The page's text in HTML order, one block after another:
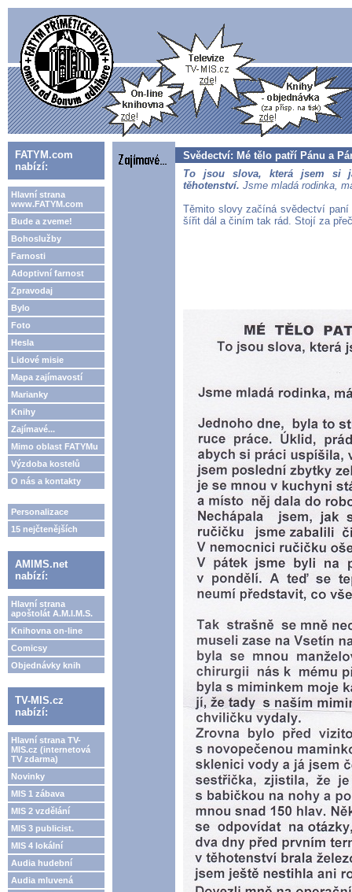
FATYM.com
nabízí:
Hlavní strana
www.FATYM.com
Bude a zveme!
Bohoslužby
Farnosti
Adoptivní farnost
Zpravodaj
Bylo
Foto
Hesla
Lidové misie
Mapa zajímavostí
Marianky
Knihy
Zajímavé...
Mimo oblast FATYMu
Výzdoba kostelů
O nás a kontakty
Personalizace
15 nejčtenějších
AMIMS.net
nabízí:
Hlavní strana
apoštolát A.M.I.M.S.
Knihovna on-line
Comicsy
Objednávky knih
TV-MIS.cz
nabízí:
Hlavní strana TV-
MIS.cz (internetová
TV zdarma)
Novinky
MIS 1 zábava
MIS 2 vzdělání
MIS 3 publicist.
MIS 4 lokální
Audia hudební
Audia mluvená
Svědectví: Mé tělo patří Pánu a
To jsou slova, která jsem si
těhotenství. Jsme mladá rodinka,
Těmito slovy začíná svědectví
šířit dál a činím tak rád. Stojí za